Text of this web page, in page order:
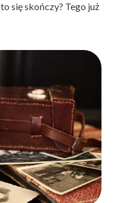
się skończy? Tego już